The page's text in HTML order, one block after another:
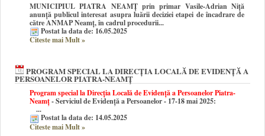
MUNICIPIUL PIATRA NEAMȚ prin primar Vasile-Adrian Niță
anunţă publicul interesat asupra luării deciziei etapei de încadrare de
către ANMAP Neamț, în cadrul procedurii...
Postat la data de: 16.05.2025
Citeste mai Mult»
PROGRAM SPECIAL LA DIRECȚIA LOCALĂ DE EVIDENȚĂ A
PERSOANELOR PIATRA-NEAMȚ
Program special la Direcția Locală de Evidență a Persoanelor Piatra-
Neamț- Serviciul de Evidență a Persoanelor - 17-18 mai 2025:
...
Postat la data de: 14.05.2025
Citeste mai Mult»